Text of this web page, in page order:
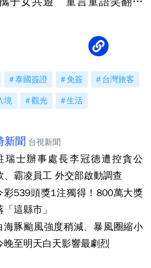
泰國簽證 免簽 台灣旅客
境 觀光 生活
新聞 台視新聞
瑞士辦事處長李冠德遭控貪公
、霸凌員工 外交部啟動調查
彩539頭獎1注獨得！800萬大獎
「這縣市」
海豚颱風強度稍減、暴風圈縮小
晚至明天白天影響最劇烈